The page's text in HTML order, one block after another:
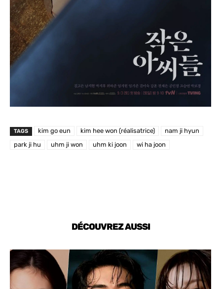
TAGS kim go eun kim hee won (réalisatrice)
nam ji hyun
park ji hu
uhm ji won uhm ki joon wi ha joon
DÉCOUVREZ AUSSI